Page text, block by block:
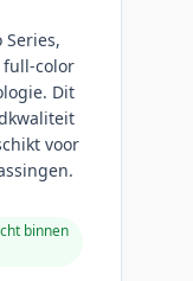
full-color
Dit
voor
binnen